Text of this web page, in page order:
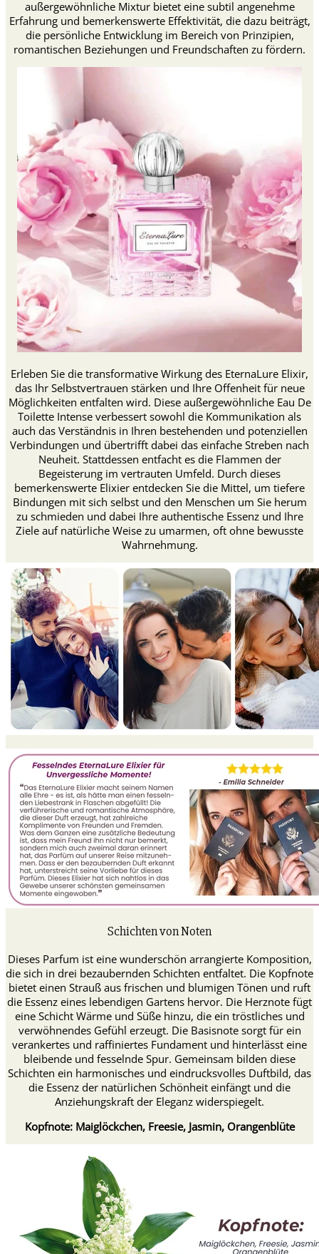
außergewöhnliche Mixtur bietet eine subtil angenehme
Erfahrung und bemerkenswerte Effektivität, die dazu beiträgt,
die persönliche Entwicklung im Bereich von Prinzipien,
romantischen Beziehungen und Freundschaften zu fördern.
Erleben Sie die transformative Wirkung des EternaLure Elixir,
das Ihr Selbstvertrauen stärken und Ihre Offenheit für neue
Möglichkeiten entfalten wird. Diese außergewöhnliche Eau De
Toilette Intense verbessert sowohl die Kommunikation als
auch das Verständnis in Ihren bestehenden und potenziellen
Verbindungen und übertrifft dabei das einfache Streben nach
Neuheit. Stattdessen entfacht es die Flammen der
Begeisterung im vertrauten Umfeld. Durch dieses
bemerkenswerte Elixier entdecken Sie die Mittel, um tiefere
Bindungen mit sich selbst und den Menschen um Sie herum
zu schmieden und dabei Ihre authentische Essenz und Ihre
Ziele auf natürliche Weise zu umarmen, oft ohne bewusste
Wahrnehmung.
Schichten von Noten
Dieses Parfum ist eine wunderschön arrangierte Komposition,
die sich in drei bezaubernden Schichten entfaltet. Die Kopfnote
bietet einen Strauß aus frischen und blumigen Tönen und ruft
die Essenz eines lebendigen Gartens hervor. Die Herznote fügt
eine Schicht Wärme und Süße hinzu, die ein tröstliches und
verwöhnendes Gefühl erzeugt. Die Basisnote sorgt für ein
verankertes und raffiniertes Fundament und hinterlässt eine
bleibende und fesselnde Spur. Gemeinsam bilden diese
Schichten ein harmonisches und eindrucksvolles Duftbild, das
die Essenz der natürlichen Schönheit einfängt und die
Anziehungskraft der Eleganz widerspiegelt.
Kopfnote: Maiglöckchen, Freesie, Jasmin, Orangenblüte